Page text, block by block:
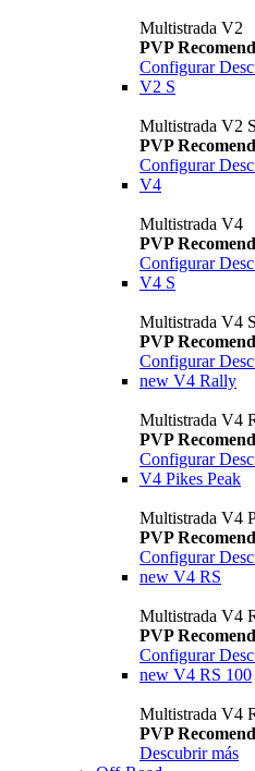
Multistrada V2
PVP
Configurar
V2 S
Multistrada V2 S
PVP
Configurar
V4
Multistrada V4
PVP
Configurar
V4 S
Multistrada V4 S
PVP
Configurar
new V4 Rally
Multistrada V4
PVP
Configurar
V4 Pikes Peak
Multistrada V4
PVP
Configurar
new V4 RS
Multistrada V4
PVP
Configurar
new V4 RS 100
Multistrada V4
PVP
Descubrir más